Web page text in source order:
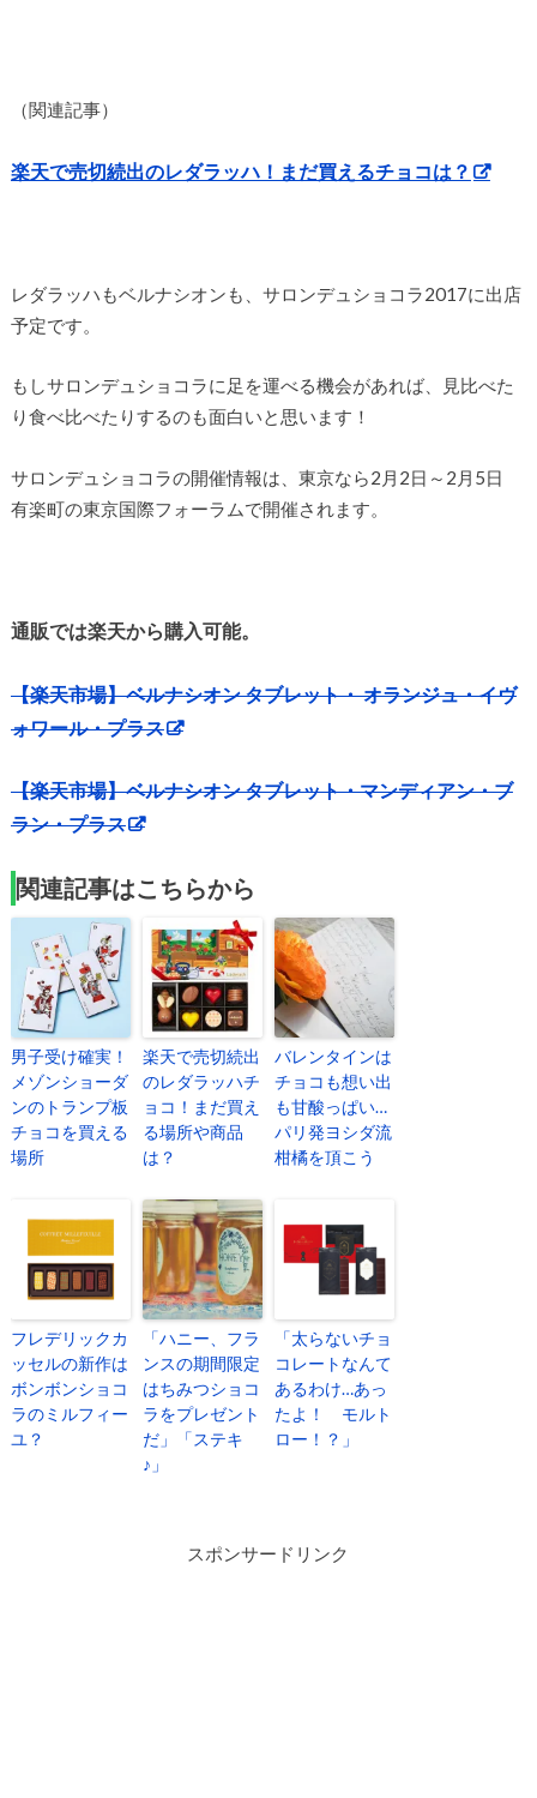
（関連記事）
楽天で売切続出のレダラッハ！まだ買えるチョコは？
レダラッハもベルナシオンも、サロンデュショコラ2017に出店
予定です。
もしサロンデュショコラに足を運べる機会があれば、見比べた
り食べ比べたりするのも面白いと思います！
サロンデュショコラの開催情報は、東京なら2月2日～2月5日
有楽町の東京国際フォーラムで開催されます。
通販では楽天から購入可能。
【楽天市場】ベルナシオン タブレット・ オランジュ・イヴ
ォワール・プラス
【楽天市場】ベルナシオン タブレット・マンディアン・ブ
ラン・プラス
関連記事はこちらから
男子受け確実！
メゾンショーダ
ンのトランプ板
チョコを買える
場所
楽天で売切続出
のレダラッハチ
ョコ！まだ買え
る場所や商品
は？
バレンタインは
チョコも想い出
も甘酸っぱい…
パリ発ヨシダ流
柑橘を頂こう
フレデリックカ
ッセルの新作は
ボンボンショコ
ラのミルフィー
ユ？
「ハニー、フラ
ンスの期間限定
はちみつショコ
ラをプレゼント
だ」「ステキ
♪」
「太らないチョ
コレートなんて
あるわけ…あっ
たよ！ モルト
ロー！？」
スポンサードリンク